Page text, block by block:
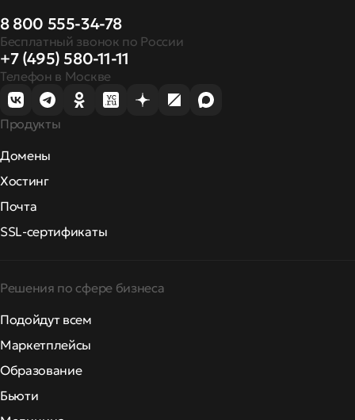
8 800 555-34-78
Бесплатный звонок по России
+7 (495) 580-11-11
Телефон в Москве
Продукты
Домены
Хостинг
Почта
SSL-сертификаты
Решения по сфере бизнеса
Подойдут всем
Маркетплейсы
Образование
Бьюти